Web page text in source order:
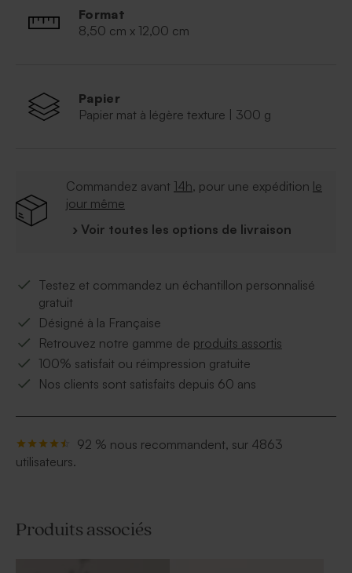
Format
8,50 cm x 12,00 cm
Papier
Papier mat à légère texture | 300 g
Commandez avant 14h, pour une expédition le
jour même
› Voir toutes les options de livraison
Testez et commandez un échantillon personnalisé
gratuit
Désigné à la Française
Retrouvez notre gamme de produits assortis
100% satisfait ou réimpression gratuite
Nos clients sont satisfaits depuis 60 ans
92 % nous recommandent, sur 4863
utilisateurs.
Produits associés